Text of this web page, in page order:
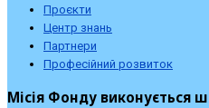
Проєкти
Центр знань
Партнери
Професійний розвиток
Місія Фонду виконується